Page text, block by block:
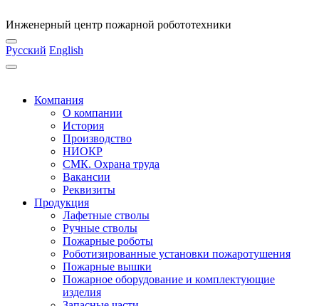
Инженерный центр пожарной робототехники
Русский English
Компания
О компании
История
Производство
НИОКР
СМК. Охрана труда
Вакансии
Реквизиты
Продукция
Лафетные стволы
Ручные стволы
Пожарные роботы
Роботизированные установки пожаротушения
Пожарные вышки
Пожарное оборудование и комплектующие
изделия